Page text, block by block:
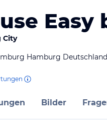
City
Hamburg Deutschland
Bilder